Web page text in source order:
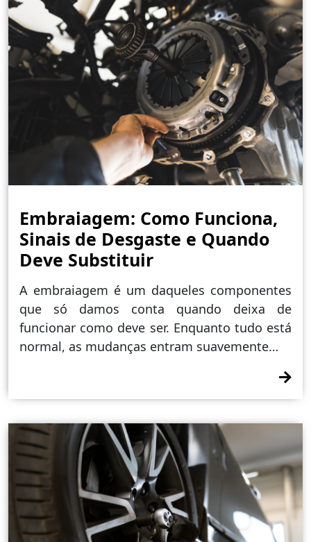
Embraiagem: Como Funciona,
Sinais de Desgaste e Quando
Deve Substituir
A embraiagem é um daqueles componentes
que só damos conta quando deixa de
funcionar como deve ser. Enquanto tudo está
normal, as mudanças entram suavemente…